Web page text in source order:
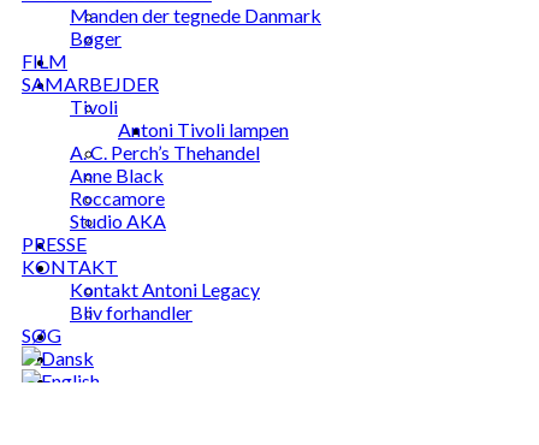
Manden der tegnede Danmark
Bøger
FILM
SAMARBEJDER
Tivoli
Antoni Tivoli lampen
A. C. Perch’s Thehandel
Anne Black
Roccamore
Studio AKA
PRESSE
KONTAKT
Kontakt Antoni Legacy
Bliv forhandler
SØG